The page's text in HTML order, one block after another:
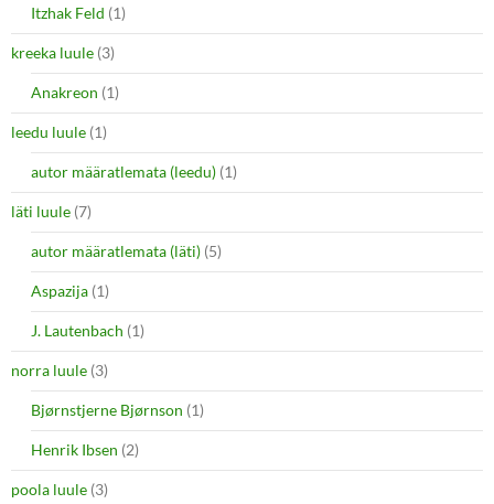
Itzhak Feld (1)
kreeka luule (3)
Anakreon (1)
leedu luule (1)
autor määratlemata (leedu) (1)
läti luule (7)
autor määratlemata (läti) (5)
Aspazija (1)
J. Lautenbach (1)
norra luule (3)
Bjørnstjerne Bjørnson (1)
Henrik Ibsen (2)
poola luule (3)